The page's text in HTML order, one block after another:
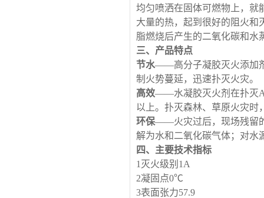
均匀喷洒在固体可燃物上，就
大量的热，起到很好的阻火和
脂燃烧后产生的二氧化碳和水
三、产品特点
节水——高分子凝胶灭火添加
制火势蔓延，迅速扑灭火灾。
高效——水凝胶灭火剂在扑灭A
以上。扑灭森林、草原火灾时
环保——火灾过后，现场残留
解为水和二氧化碳气体；对水
四、主要技术指标
1灭火级别1A
2凝固点0℃
3表面张力57.9